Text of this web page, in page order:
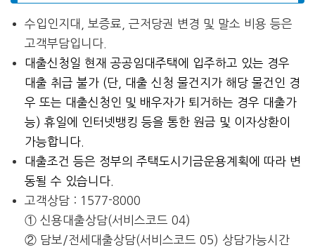
수입인지대, 보증료, 근저당권 변경 및 말소 비용 등은
고객부담입니다.
대출신청일 현재 공공임대주택에 입주하고 있는 경우
대출 취급 불가 (단, 대출 신청 물건지가 해당 물건인 경
우 또는 대출신청인 및 배우자가 퇴거하는 경우 대출가
능) 휴일에 인터넷뱅킹 등을 통한 원금 및 이자상환이
가능합니다.
대출조건 등은 정부의 주택도시기금운용계획에 따라 변
동될 수 있습니다.
고객상담 : 1577-8000
① 신용대출상담(서비스코드 04)
② 담보/전세대출상담(서비스코드 05) 상담가능시간